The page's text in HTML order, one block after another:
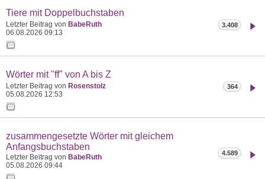
Tiere mit Doppelbuchstaben
Letzter Beitrag von BabeRuth
06.08.2026 09:13
3.408
Wörter mit "ff" von A bis Z
Letzter Beitrag von Rosenstolz
05.08.2026 12:53
364
zusammengesetzte Wörter mit gleichem
Anfangsbuchstaben
Letzter Beitrag von BabeRuth
05.08.2026 09:44
4.589